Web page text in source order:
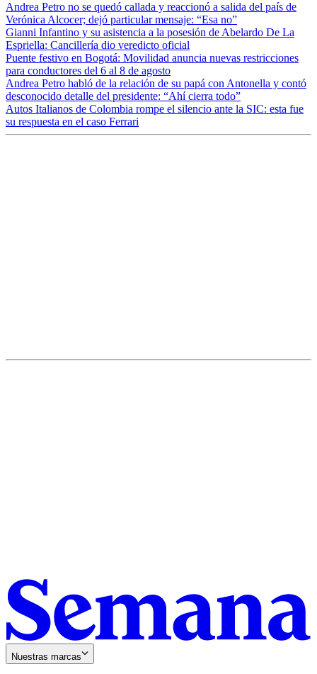
Andrea Petro no se quedó callada y reaccionó a salida del país de
Verónica Alcocer; dejó particular mensaje: “Esa no”
Gianni Infantino y su asistencia a la posesión de Abelardo De La
Espriella: Cancillería dio veredicto oficial
Puente festivo en Bogotá: Movilidad anuncia nuevas restricciones
para conductores del 6 al 8 de agosto
Andrea Petro habló de la relación de su papá con Antonella y contó
desconocido detalle del presidente: “Ahí cierra todo”
Autos Italianos de Colombia rompe el silencio ante la SIC: esta fue
su respuesta en el caso Ferrari
Nuestras marcas